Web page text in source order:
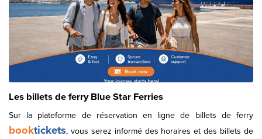
Les billets de ferry Blue Star Ferries
Sur la plateforme de réservation en ligne de billets de ferry
booktickets, vous serez informé des horaires et des billets de